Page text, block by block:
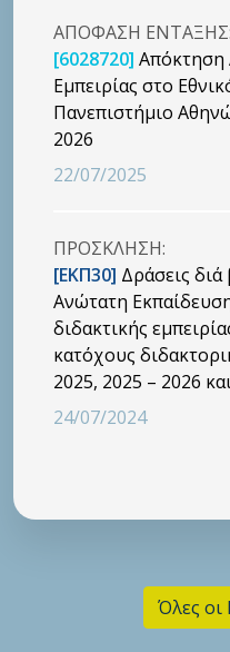
ΑΠΟΦΑΣΗ ΕΝΤΑΞΗΣ:
[6028720] Απόκτηση
Εμπειρίας στο
Πανεπιστήμιο
2026
22/07/2025
ΠΡΟΣΚΛΗΣΗ:
[ΕΚΠ30] Δράσεις
Ανώτατη
διδακτικής
κατόχους
2025, 2025 – 2026
24/07/2024
Όλες οι